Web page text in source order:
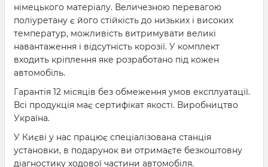
німецького матеріалу. Величезною перевагою
поліуретану є його стійкість до низьких і високих
температур, можливість витримувати великі
навантаження і відсутність корозії. У комплект
входить кріплення яке розработано під кожен
автомобіль.
Гарантія 12 місяців без обмеження умов експлуатації.
Всі продукція має сертифікат якості. Виробництво
Україна.
У Києві у нас працює спеціалізована станція
установки, в подарунок ви отримаєте безкоштовну
діагностику ходової частини автомобіля.